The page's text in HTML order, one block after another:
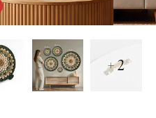
+ 2